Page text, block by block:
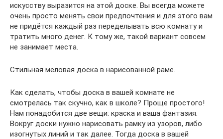
искусству выразится на этой доске. Вы всегда можете
очень просто менять свои предпочтения и для этого вам
не придётся каждый раз переделывать всю комнату и
тратить много денег. К тому же, такой вариант совсем
не занимает места.
Стильная меловая доска в нарисованной раме.
Как сделать, чтобы доска в вашей комнате не
смотрелась так скучно, как в школе? Проще простого!
Нам понадобится две вещи: краска и ваша фантазия.
Вокруг доски нужно нарисовать рамку из узоров, либо
изогнутых линий и так далее. Тогда доска в вашей